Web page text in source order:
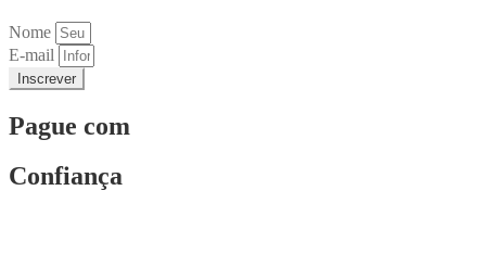
Nome
E-mail
Inscrever
Pague com
Confiança